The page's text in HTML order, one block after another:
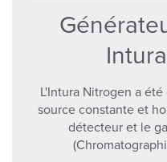
L'Intura Nitrogen a
source constante et
détecteur et le